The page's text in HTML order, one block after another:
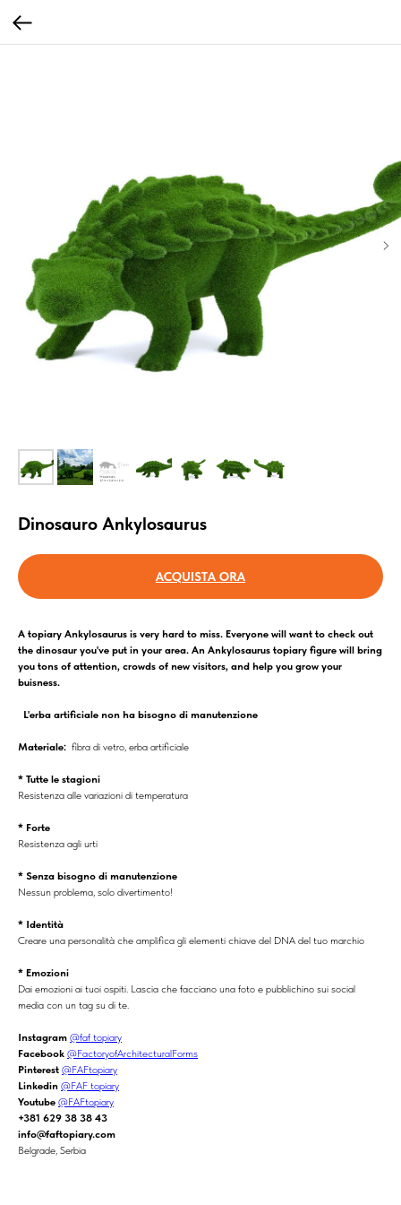
Dinosauro Ankylosaurus
ACQUISTA ORA
A topiary Ankylosaurus is very hard to miss. Everyone will want to check out
the dinosaur you've put in your area. An Ankylosaurus topiary figure will bring
you tons of attention, crowds of new visitors, and help you grow your
buisness.
L'erba artificiale non ha bisogno di manutenzione
Materiale: fibra di vetro, erba artificiale
* Tutte le stagioni
Resistenza alle variazioni di temperatura
* Forte
Resistenza agli urti
* Senza bisogno di manutenzione
Nessun problema, solo divertimento!
* Identità
Creare una personalità che amplifica gli elementi chiave del DNA del tuo marchio
* Emozioni
Dai emozioni ai tuoi ospiti. Lascia che facciano una foto e pubblichino sui social
media con un tag su di te.
Instagram @faf_topiary
Facebook @FactoryofArchitecturalForms
Pinterest @FAFtopiary
Linkedin @FAF topiary
Youtube @FAFtopiary
+381 629 38 38 43
info@faftopiary.com
Belgrade, Serbia